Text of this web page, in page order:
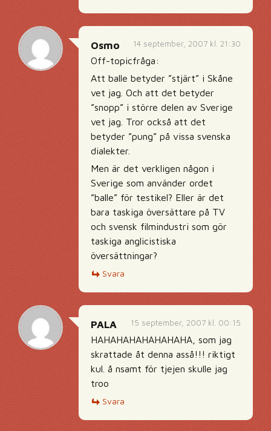
14 september, 2007 kl. 21:30
Osmo
Off-topicfråga:
Att balle betyder ”stjärt” i Skåne
vet jag. Och att det betyder
”snopp” i större delen av Sverige
vet jag. Tror också att det
betyder ”pung” på vissa svenska
dialekter.
Men är det verkligen någon i
Sverige som använder ordet
”balle” för testikel? Eller är det
bara taskiga översättare på TV
och svensk filmindustri som gör
taskiga anglicistiska
översättningar?
Svara
15 september, 2007 kl. 00:15
PALA
HAHAHAHAHAHAHAHA, som jag
skrattade åt denna asså!!! riktigt
kul. å nsamt för tjejen skulle jag
troo
Svara